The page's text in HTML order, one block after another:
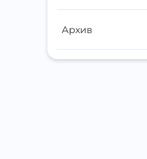
Архив